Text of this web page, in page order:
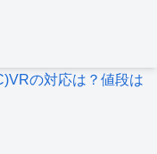
の対応は？値段は